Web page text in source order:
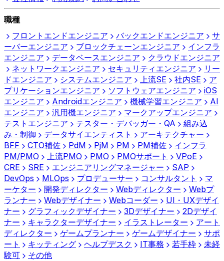
職種
フロントエンドエンジニア
バックエンドエンジニア
サ
ーバーエンジニア
ブロックチェーンエンジニア
インフラ
エンジニア
データベースエンジニア
クラウドエンジニア
ネットワークエンジニア
セキュリティエンジニア
リー
ドエンジニア
システムエンジニア 上流SE 社内SE
ア
プリケーションエンジニア
ソフトウェアエンジニア
iOS
エンジニア
Androidエンジニア 機械学習エンジニア
AI
エンジニア
汎用機エンジニア
マークアップエンジニア
テストエンジニア
テスター・デバッガー・QA
組み込
み・制御
データサイエンティスト
アーキテクチャー
BFF
CTO補佐 PdM PjM PM PM補佐
インフラ
PM/PMO
上流PMO PMO PMOサポート
VPoE
CRE
SRE エンジニアリングマネージャー
SAP
DevOps
MLOps プロデューサー コンサルタント
マ
ーケター
開発ディレクター Webディレクター
Webプ
ランナー
Webデザイナー Webコーダー
UI・UXデザイ
ナー
グラフィックデザイナー 3Dデザイナー
2Dデザイ
ナー
キャラクターデザイナー イラストレーター
アート
ディレクター
ゲームプランナー ゲームデザイナー
サポ
ート
キッティング ヘルプデスク IT事務 若手枠
未経
験可
その他